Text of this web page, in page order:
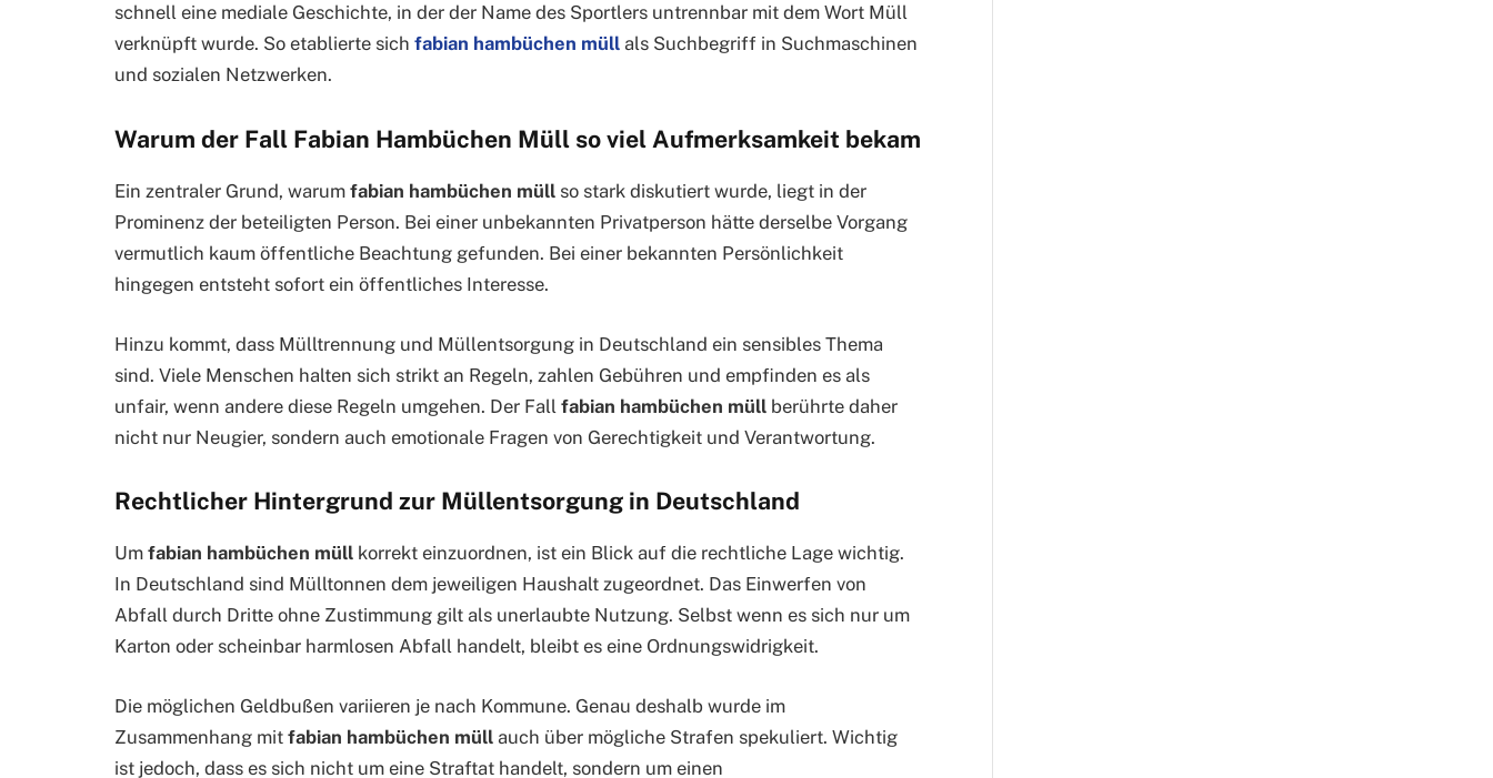
schnell eine mediale Geschichte, in der der Name des Sportlers untrennbar mit dem Wort Müll
verknüpft wurde. So etablierte sich fabian hambüchen müll als Suchbegriff in Suchmaschinen
und sozialen Netzwerken.
Warum der Fall Fabian Hambüchen Müll so viel Aufmerksamkeit bekam
Ein zentraler Grund, warum fabian hambüchen müll so stark diskutiert wurde, liegt in der
Prominenz der beteiligten Person. Bei einer unbekannten Privatperson hätte derselbe Vorgang
vermutlich kaum öffentliche Beachtung gefunden. Bei einer bekannten Persönlichkeit
hingegen entsteht sofort ein öffentliches Interesse.
Hinzu kommt, dass Mülltrennung und Müllentsorgung in Deutschland ein sensibles Thema
sind. Viele Menschen halten sich strikt an Regeln, zahlen Gebühren und empfinden es als
unfair, wenn andere diese Regeln umgehen. Der Fall fabian hambüchen müll berührte daher
nicht nur Neugier, sondern auch emotionale Fragen von Gerechtigkeit und Verantwortung.
Rechtlicher Hintergrund zur Müllentsorgung in Deutschland
Um fabian hambüchen müll korrekt einzuordnen, ist ein Blick auf die rechtliche Lage wichtig.
In Deutschland sind Mülltonnen dem jeweiligen Haushalt zugeordnet. Das Einwerfen von
Abfall durch Dritte ohne Zustimmung gilt als unerlaubte Nutzung. Selbst wenn es sich nur um
Karton oder scheinbar harmlosen Abfall handelt, bleibt es eine Ordnungswidrigkeit.
Die möglichen Geldbußen variieren je nach Kommune. Genau deshalb wurde im
Zusammenhang mit fabian hambüchen müll auch über mögliche Strafen spekuliert. Wichtig
ist jedoch, dass es sich nicht um eine Straftat handelt, sondern um einen